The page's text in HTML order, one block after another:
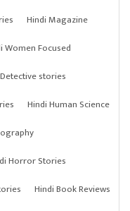
Hindi Magazine
Women Focused
stories
Hindi Human Science
Horror Stories
Hindi Book Reviews